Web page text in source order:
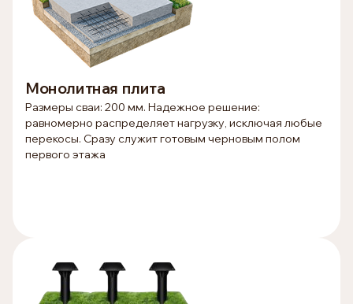
Монолитная плита
Размеры сваи: 200 мм. Надежное решение:
равномерно распределяет нагрузку, исключая любые
перекосы. Сразу служит готовым черновым полом
первого этажа